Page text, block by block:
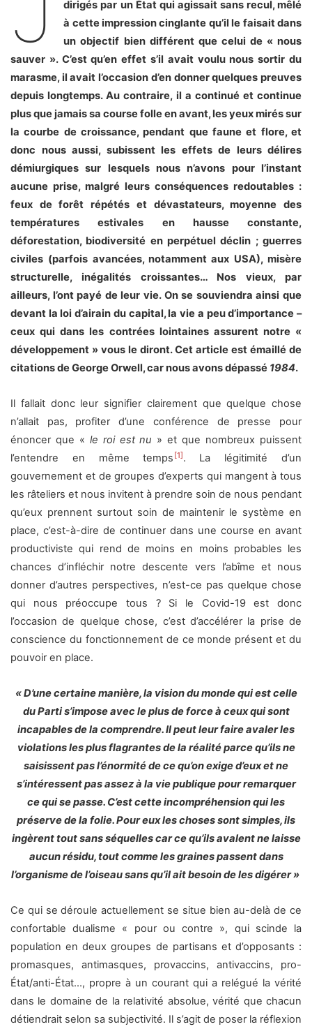
dirigés par un État qui agissait sans recul, mêlé
à cette impression cinglante qu’il le faisait dans
un objectif bien différent que celui de « nous
sauver ». C’est qu’en effet s’il avait voulu nous sortir du
marasme, il avait l’occasion d’en donner quelques preuves
depuis longtemps. Au contraire, il a continué et continue
plus que jamais sa course folle en avant, les yeux mirés sur
la courbe de croissance, pendant que faune et flore, et
donc nous aussi, subissent les effets de leurs délires
démiurgiques sur lesquels nous n’avons pour l’instant
aucune prise, malgré leurs conséquences redoutables :
feux de forêt répétés et dévastateurs, moyenne des
températures estivales en hausse constante,
déforestation, biodiversité en perpétuel déclin ; guerres
civiles (parfois avancées, notamment aux USA), misère
structurelle, inégalités croissantes… Nos vieux, par
ailleurs, l’ont payé de leur vie. On se souviendra ainsi que
devant la loi d’airain du capital, la vie a peu d’importance –
ceux qui dans les contrées lointaines assurent notre «
développement » vous le diront. Cet article est émaillé de
citations de George Orwell, car nous avons dépassé 1984.
Il fallait donc leur signifier clairement que quelque chose
n’allait pas, profiter d’une conférence de presse pour
énoncer que « le roi est nu » et que nombreux puissent
l’entendre en même temps [1]. La légitimité d’un
gouvernement et de groupes d’experts qui mangent à tous
les râteliers et nous invitent à prendre soin de nous pendant
qu’eux prennent surtout soin de maintenir le système en
place, c’est-à-dire de continuer dans une course en avant
productiviste qui rend de moins en moins probables les
chances d’infléchir notre descente vers l’abîme et nous
donner d’autres perspectives, n’est-ce pas quelque chose
qui nous préoccupe tous ? Si le Covid-19 est donc
l’occasion de quelque chose, c’est d’accélérer la prise de
conscience du fonctionnement de ce monde présent et du
pouvoir en place.
« D’une certaine manière, la vision du monde qui est celle
du Parti s’impose avec le plus de force à ceux qui sont
incapables de la comprendre. Il peut leur faire avaler les
violations les plus flagrantes de la réalité parce qu’ils ne
saisissent pas l’énormité de ce qu’on exige d’eux et ne
s’intéressent pas assez à la vie publique pour remarquer
ce qui se passe. C’est cette incompréhension qui les
préserve de la folie. Pour eux les choses sont simples, ils
ingèrent tout sans séquelles car ce qu’ils avalent ne laisse
aucun résidu, tout comme les graines passent dans
l’organisme de l’oiseau sans qu’il ait besoin de les digérer »
Ce qui se déroule actuellement se situe bien au-delà de ce
confortable dualisme « pour ou contre », qui scinde la
population en deux groupes de partisans et d’opposants :
promasques, antimasques, provaccins, antivaccins, pro-
État/anti-État…, propre à un courant qui a relégué la vérité
dans le domaine de la relativité absolue, vérité que chacun
détiendrait selon sa subjectivité. Il s’agit de poser la réflexion